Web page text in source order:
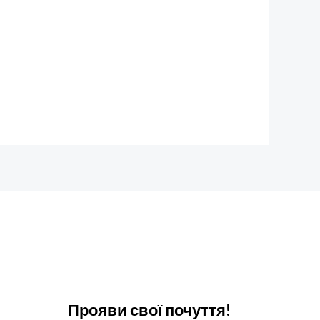
Прояви свої почуття!